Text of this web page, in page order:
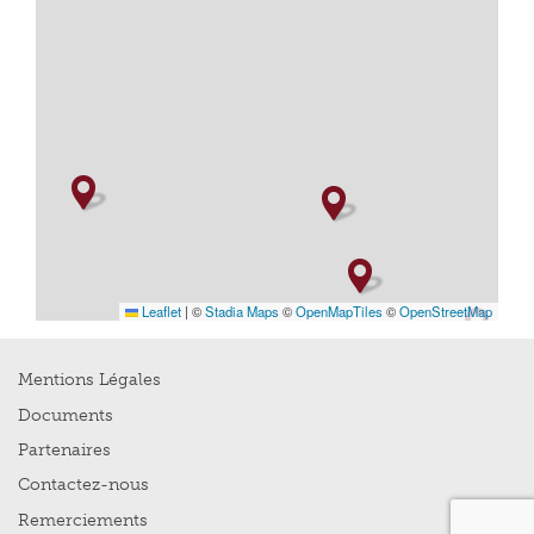
Leaflet | ©Stadia Maps ©OpenMapTiles ©OpenStreetMap
Mentions Légales
Documents
Partenaires
Contactez-nous
Remerciements